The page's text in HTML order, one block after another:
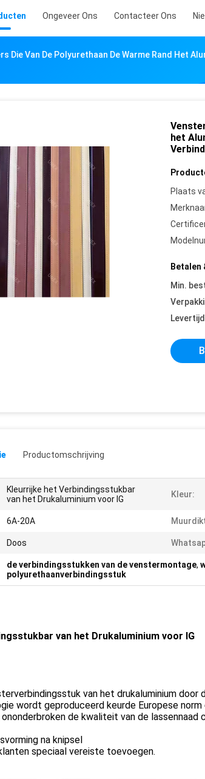
Ongeveer Ons Contacteer Ons
Die Van De Polyurethaan De Warme Rand Het
het
Plaats
Betalen
Min.
Productomschrijving
Kleurrijke het Verbindingsstukbar
van het Drukaluminium voor IG
Kleur:
6A-20A
Doos
de verbindingsstukken van de venstermontage,
polyurethaanverbindingsstuk
van het Drukaluminium voor IG
van het drukaluminium door
wordt geproduceerd keurde Europese norm
de kwaliteit van de
na knipsel
speciaal vereiste toevoegen.